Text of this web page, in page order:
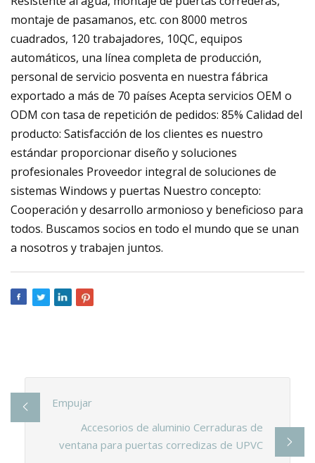
montaje de pasamanos, etc. con 8000 metros
cuadrados, 120 trabajadores, 10QC, equipos
automáticos, una línea completa de producción,
personal de servicio posventa en nuestra fábrica
exportado a más de 70 países Acepta servicios OEM o
ODM con tasa de repetición de pedidos: 85% Calidad del
producto: Satisfacción de los clientes es nuestro
estándar proporcionar diseño y soluciones
profesionales Proveedor integral de soluciones de
sistemas Windows y puertas Nuestro concepto:
Cooperación y desarrollo armonioso y beneficioso para
todos. Buscamos socios en todo el mundo que se unan
a nosotros y trabajen juntos.
Empujar
Accesorios de aluminio Cerraduras de
ventana para puertas corredizas de UPVC